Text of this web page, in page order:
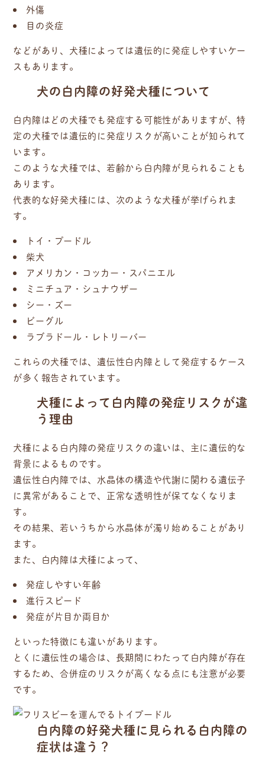
外傷
目の炎症
などがあり、犬種によっては遺伝的に発症しやすいケー
スもあります。
犬の白内障の好発犬種について
白内障はどの犬種でも発症する可能性がありますが、特
定の犬種では遺伝的に発症リスクが高いことが知られて
います。
このような犬種では、若齢から白内障が見られることも
あります。
代表的な好発犬種には、次のような犬種が挙げられま
す。
トイ・プードル
柴犬
アメリカン・コッカー・スパニエル
ミニチュア・シュナウザー
シー・ズー
ビーグル
ラブラドール・レトリーバー
これらの犬種では、遺伝性白内障として発症するケース
が多く報告されています。
犬種によって白内障の発症リスクが違
う理由
犬種による白内障の発症リスクの違いは、主に遺伝的な
背景によるものです。
遺伝性白内障では、水晶体の構造や代謝に関わる遺伝子
に異常があることで、正常な透明性が保てなくなりま
す。
その結果、若いうちから水晶体が濁り始めることがあり
ます。
また、白内障は犬種によって、
発症しやすい年齢
進行スピード
発症が片目か両目か
といった特徴にも違いがあります。
とくに遺伝性の場合は、長期間にわたって白内障が存在
するため、合併症のリスクが高くなる点にも注意が必要
です。
白内障の好発犬種に見られる白内障の
症状は違う？